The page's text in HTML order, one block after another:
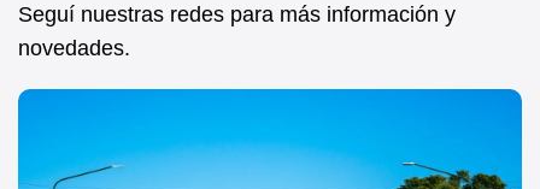
Seguí nuestras redes para más información y
novedades.